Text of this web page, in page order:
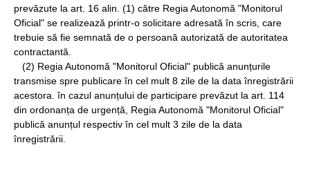
prevăzute la art. 16 alin. (1) către Regia Autonomă "Monitorul
Oficial" se realizează printr-o solicitare adresată în scris, care
trebuie să fie semnată de o persoană autorizată de autoritatea
contractantă.
(2) Regia Autonomă "Monitorul Oficial" publică anunțurile
transmise spre publicare în cel mult 8 zile de la data înregistrării
acestora. în cazul anunțului de participare prevăzut la art. 114
din ordonanța de urgență, Regia Autonomă "Monitorul Oficial"
publică anunțul respectiv în cel mult 3 zile de la data
înregistrării.